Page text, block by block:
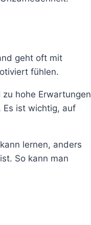
geht oft mit
fühlen.
hohe Erwartungen
Es ist wichtig, auf
lernen, anders
So kann man